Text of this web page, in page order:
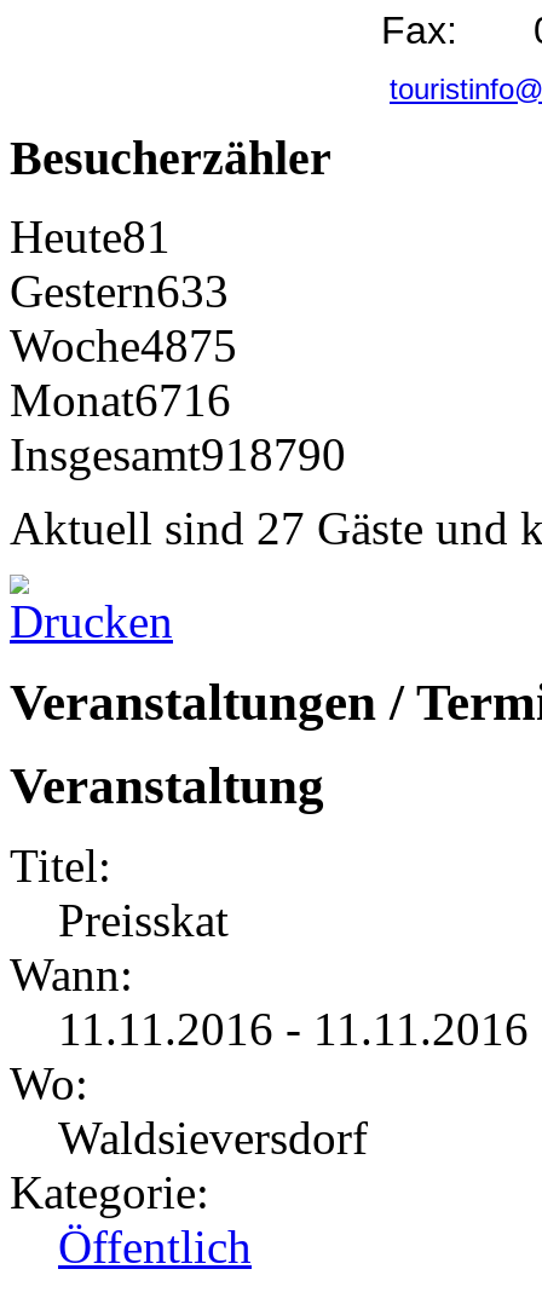
Fax:
Besucherzähler
Heute81
Gestern633
Woche4875
Monat6716
Insgesamt918790
Aktuell sind 27 Gäste und
Veranstaltungen /
Veranstaltung
Titel:
Preisskat
Wann:
11.11.2016 -
Wo:
Waldsieversdorf
Kategorie:
Öffentlich